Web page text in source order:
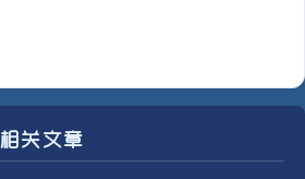
相关文章